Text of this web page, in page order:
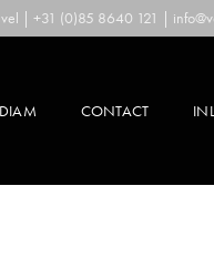
| +31 (0)85 8640 121 |
CONTACT